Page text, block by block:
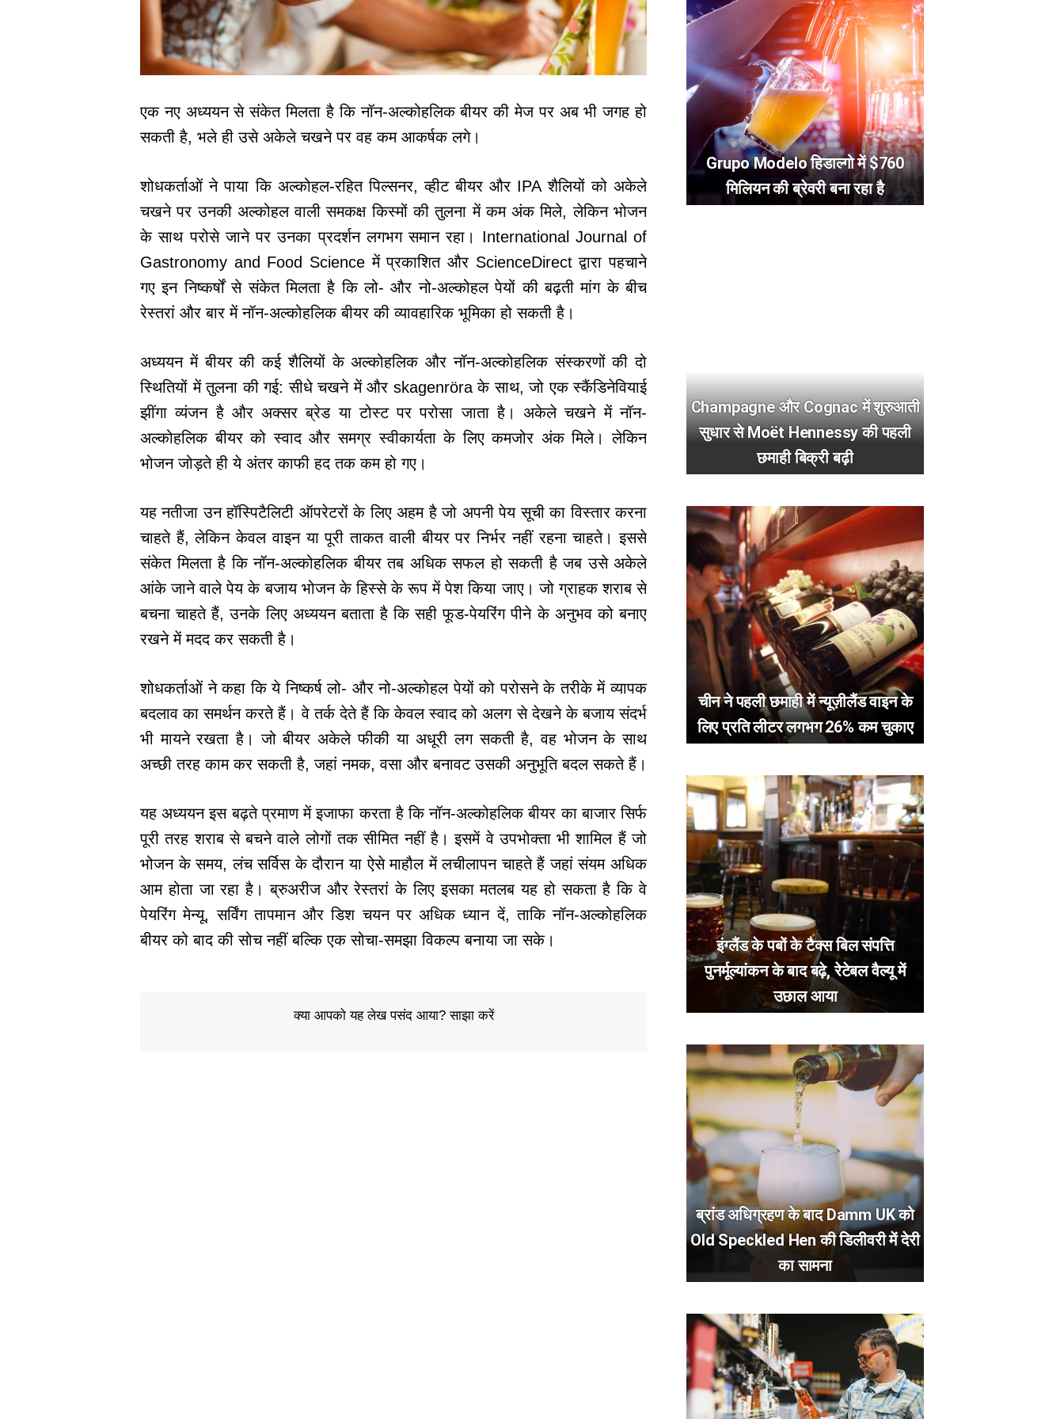
एक नए अध्ययन से संकेत मिलता है कि नॉन-अल्कोहलिक बीयर की मेज पर अब भी जगह हो
सकती है, भले ही उसे अकेले चखने पर वह कम आकर्षक लगे।
शोधकर्ताओं ने पाया कि अल्कोहल-रहित पिल्सनर, व्हीट बीयर और IPA शैलियों को अकेले
चखने पर उनकी अल्कोहल वाली समकक्ष किस्मों की तुलना में कम अंक मिले, लेकिन भोजन
के साथ परोसे जाने पर उनका प्रदर्शन लगभग समान रहा। International Journal of
Gastronomy and Food Science में प्रकाशित और ScienceDirect द्वारा पहचाने
गए इन निष्कर्षों से संकेत मिलता है कि लो- और नो-अल्कोहल पेयों की बढ़ती मांग के बीच
रेस्तरां और बार में नॉन-अल्कोहलिक बीयर की व्यावहारिक भूमिका हो सकती है।
अध्ययन में बीयर की कई शैलियों के अल्कोहलिक और नॉन-अल्कोहलिक संस्करणों की दो
स्थितियों में तुलना की गई: सीधे चखने में और skagenröra के साथ, जो एक स्कैंडिनेवियाई
झींगा व्यंजन है और अक्सर ब्रेड या टोस्ट पर परोसा जाता है। अकेले चखने में नॉन-
अल्कोहलिक बीयर को स्वाद और समग्र स्वीकार्यता के लिए कमजोर अंक मिले। लेकिन
भोजन जोड़ते ही ये अंतर काफी हद तक कम हो गए।
यह नतीजा उन हॉस्पिटैलिटी ऑपरेटरों के लिए अहम है जो अपनी पेय सूची का विस्तार करना
चाहते हैं, लेकिन केवल वाइन या पूरी ताकत वाली बीयर पर निर्भर नहीं रहना चाहते। इससे
संकेत मिलता है कि नॉन-अल्कोहलिक बीयर तब अधिक सफल हो सकती है जब उसे अकेले
आंके जाने वाले पेय के बजाय भोजन के हिस्से के रूप में पेश किया जाए। जो ग्राहक शराब से
बचना चाहते हैं, उनके लिए अध्ययन बताता है कि सही फूड-पेयरिंग पीने के अनुभव को बनाए
रखने में मदद कर सकती है।
शोधकर्ताओं ने कहा कि ये निष्कर्ष लो- और नो-अल्कोहल पेयों को परोसने के तरीके में व्यापक
बदलाव का समर्थन करते हैं। वे तर्क देते हैं कि केवल स्वाद को अलग से देखने के बजाय संदर्भ
भी मायने रखता है। जो बीयर अकेले फीकी या अधूरी लग सकती है, वह भोजन के साथ
अच्छी तरह काम कर सकती है, जहां नमक, वसा और बनावट उसकी अनुभूति बदल सकते हैं।
यह अध्ययन इस बढ़ते प्रमाण में इजाफा करता है कि नॉन-अल्कोहलिक बीयर का बाजार सिर्फ
पूरी तरह शराब से बचने वाले लोगों तक सीमित नहीं है। इसमें वे उपभोक्ता भी शामिल हैं जो
भोजन के समय, लंच सर्विस के दौरान या ऐसे माहौल में लचीलापन चाहते हैं जहां संयम अधिक
आम होता जा रहा है। ब्रुअरीज और रेस्तरां के लिए इसका मतलब यह हो सकता है कि वे
पेयरिंग मेन्यू, सर्विंग तापमान और डिश चयन पर अधिक ध्यान दें, ताकि नॉन-अल्कोहलिक
बीयर को बाद की सोच नहीं बल्कि एक सोचा-समझा विकल्प बनाया जा सके।
क्या आपको यह लेख पसंद आया? साझा करें
Grupo Modelo हिडाल्गो में $760
मिलियन की ब्रेवरी बना रहा है
Champagne और Cognac में शुरुआती
सुधार से Moët Hennessy की पहली
छमाही बिक्री बढ़ी
चीन ने पहली छमाही में न्यूज़ीलैंड वाइन के
लिए प्रति लीटर लगभग 26% कम चुकाए
इंग्लैंड के पबों के टैक्स बिल संपत्ति
पुनर्मूल्यांकन के बाद बढ़े, रेटेबल वैल्यू में
उछाल आया
ब्रांड अधिग्रहण के बाद Damm UK को
Old Speckled Hen की डिलीवरी में देरी
का सामना